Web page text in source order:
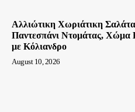
Αλλιώτικη Χωριάτικη
Παντεσπάνι Ντομάτας, Χώμα
με Κόλιανδρο
August 10, 2026